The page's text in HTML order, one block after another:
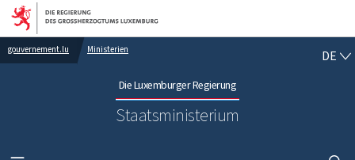
Zur Hauptnavigation
Zum Inhalt
gouvernement.lu Ministerien
Die Luxemburger Regierung
Staatsministerium
DE